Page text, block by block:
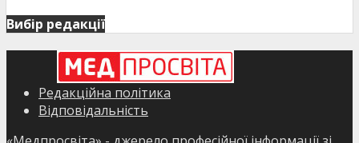
Вибір редакції
Редакційна політика
Відповідальність